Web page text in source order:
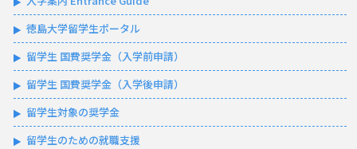
徳島大学留学生ポータル
留学生 国費奨学金（入学前申請）
留学生 国費奨学金（入学後申請）
留学生対象の奨学金
留学生のための就職支援